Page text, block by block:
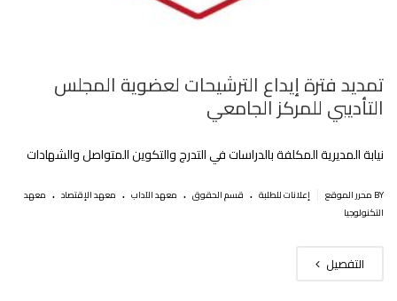
تمديد فترة إيداع الترشيحات لعضوية المجلس
التأديبي للمركز الجامعي
نيابة المديرية المكلفة بالدراسات في التدرج والتكوين المتواصل والشهادات
BY محرر الموقع إعلانات للطلبة . قسم الحقوق . معهد الآداب . معهد الإقتصاد . معهد
التكنولوجيا
التفصيل